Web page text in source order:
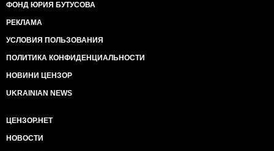
ФОНД ЮРИЯ БУТУСОВА
РЕКЛАМА
УСЛОВИЯ ПОЛЬЗОВАНИЯ
ПОЛИТИКА КОНФИДЕНЦИАЛЬНОСТИ
НОВИНИ ЦЕНЗОР
UKRAINIAN NEWS
ЦЕНЗОР.НЕТ
НОВОСТИ